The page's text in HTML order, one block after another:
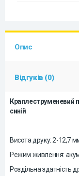
Опис
Відгуків (0)
Краплеструменевий
синій
Висота друку: 2-12,7
Режим живлення:
Роздільна здатність